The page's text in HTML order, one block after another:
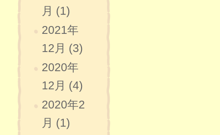
月 (1)
2021年
12月 (3)
2020年
12月 (4)
2020年2
月 (1)